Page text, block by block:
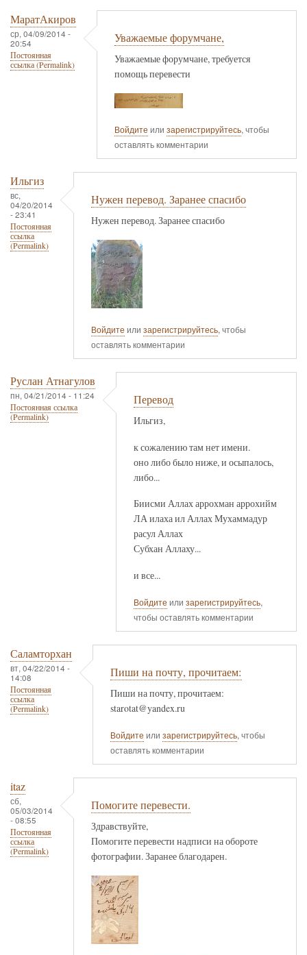
МаратАкиров
ср, 04/09/2014 -
20:54
Постоянная
ссылка (Permalink)
Уважаемые форумчане,
Уважаемые форумчане, требуется
помощь перевести
Войдите или зарегистрируйтесь, чтобы
оставлять комментарии
Ильгиз
вс,
04/20/2014
- 23:41
Постоянная
ссылка
(Permalink)
Нужен перевод. Заранее спасибо
Нужен перевод. Заранее спасибо
Войдите или зарегистрируйтесь, чтобы
оставлять комментарии
Руслан Атнагулов
пн, 04/21/2014 - 11:24
Постоянная ссылка
(Permalink)
Перевод
Ильгиз,
к сожалению там нет имени.
оно либо было ниже, и осыпалось,
либо...
Биисми Аллах аррохман аррохийм
ЛА илаха ил Аллах Мухаммадур
расул Аллах
Субхан Аллаху...
и все...
Войдите или зарегистрируйтесь,
чтобы оставлять комментарии
Саламторхан
вт, 04/22/2014 -
14:08
Постоянная
ссылка
(Permalink)
Пиши на почту, прочитаем:
Пиши на почту, прочитаем:
starotat@yandex.ru
Войдите или зарегистрируйтесь, чтобы
оставлять комментарии
itaz
сб,
05/03/2014
- 08:55
Постоянная
ссылка
(Permalink)
Помогите перевести.
Здравствуйте,
Помогите перевести надписи на обороте
фотографии. Заранее благодарен.